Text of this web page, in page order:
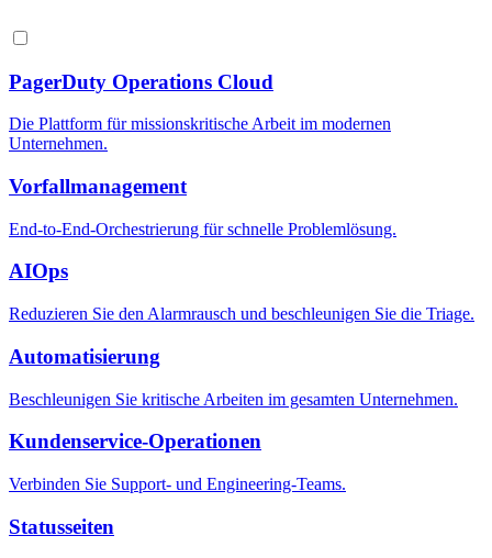
PagerDuty Operations Cloud
Die Plattform für missionskritische Arbeit im modernen
Unternehmen.
Vorfallmanagement
End-to-End-Orchestrierung für schnelle Problemlösung.
AIOps
Reduzieren Sie den Alarmrausch und beschleunigen Sie die Triage.
Automatisierung
Beschleunigen Sie kritische Arbeiten im gesamten Unternehmen.
Kundenservice-Operationen
Verbinden Sie Support- und Engineering-Teams.
Statusseiten